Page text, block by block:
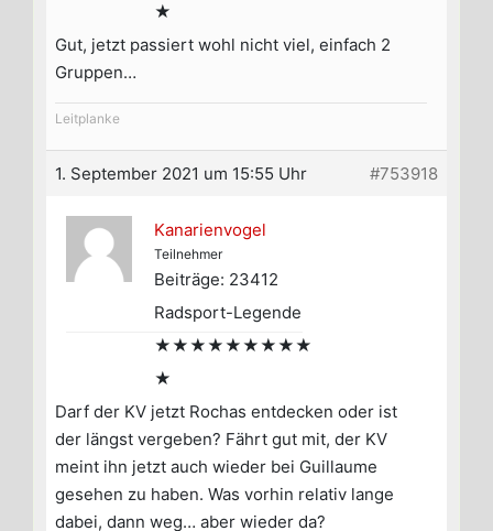
★
Gut, jetzt passiert wohl nicht viel, einfach 2
Gruppen…
Leitplanke
1. September 2021 um 15:55 Uhr #753918
Kanarienvogel
Teilnehmer
Beiträge: 23412
Radsport-Legende
★★★★★★★★★
★
Darf der KV jetzt Rochas entdecken oder ist
der längst vergeben? Fährt gut mit, der KV
meint ihn jetzt auch wieder bei Guillaume
gesehen zu haben. Was vorhin relativ lange
dabei, dann weg… aber wieder da?